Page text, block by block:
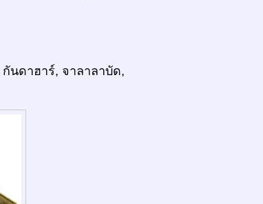
นดาฮาร์, จาลาลาบัด,